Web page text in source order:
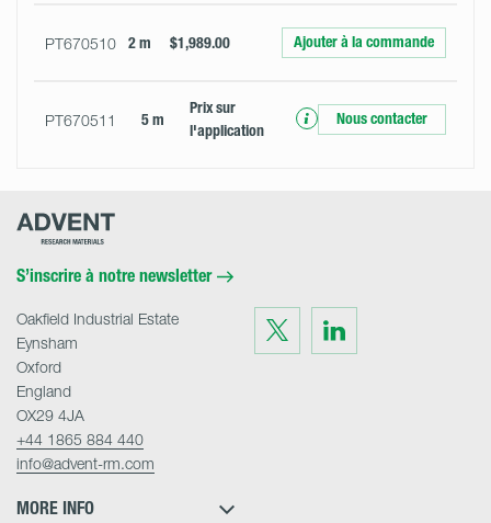
PT670510 2 m $1,989.00 Ajouter à la commande
PT670511 5 m
Prix ​​sur
l'application
Nous contacter
Advent
S’inscrire à notre newsletter
Visit
us
on
Twitter
Visit
on
LinkedIn
MORE INFO
Oakfield Industrial Estate
Eynsham
Oxford
England
OX29 4JA
+44 1865 884 440
info@advent-rm.com